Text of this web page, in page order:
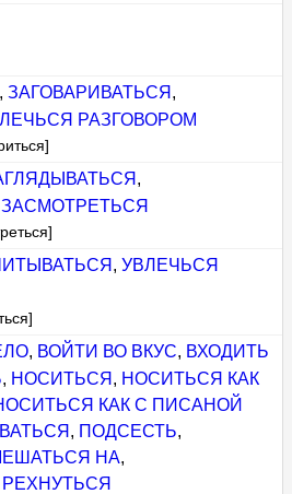
, ЗАГОВАРИВАТЬСЯ ,
РАЗГОВОРОМ
,
ЗАСМОТРЕТЬСЯ
, УВЛЕЧЬСЯ
, ВОЙТИ ВО ВКУС, ВХОДИТЬ
, НОСИТЬСЯ , НОСИТЬСЯ КАК
КАК С ПИСАНОЙ
, ПОДСЕСТЬ,
НА,
РЕХНУТЬСЯ